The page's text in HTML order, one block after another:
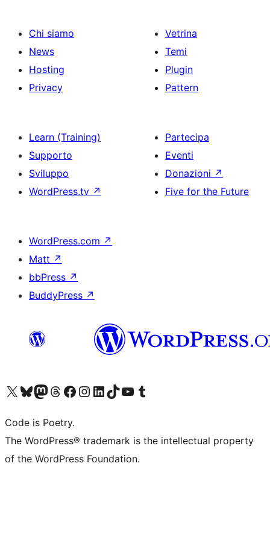
Chi siamo
News
Hosting
Privacy
Vetrina
Temi
Plugin
Pattern
Learn (Training)
Supporto
Sviluppo
WordPress.tv ↗
Partecipa
Eventi
Donazioni ↗
Five for the Future
WordPress.com ↗
Matt ↗
bbPress ↗
BuddyPress ↗
Visita il nostro account X (ex Twitter)
Visita il nostro account Bluesky
Visita il nostro account Mastodon
Visita il nostro account Threads
Visita la nostra pagina Facebook
Visita il nostro account Instagram
Visita il nostro account LinkedIn
Visita il nostro account TikTok
Visita il nostro canale YouTube
Visita il nostro account Tumblr
Code is Poetry.
The WordPress® trademark is the intellectual property
of the WordPress Foundation.